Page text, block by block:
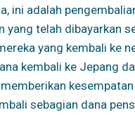
ini adalah
yang telah dibayarkan
yang kembali ke
kembali ke Jepang
sebagian dana